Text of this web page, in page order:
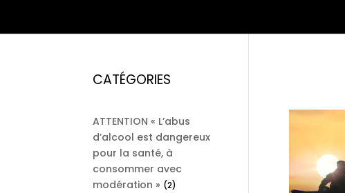
CATÉGORIES
ATTENTION « L’abus
d’alcool est dangereux
pour la santé, à
consommer avec
modération »
22